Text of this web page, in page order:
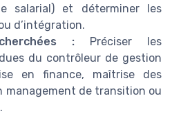
salarial) et déterminer les
d’intégration.
: Préciser les
du contrôleur de gestion
en finance, maîtrise des
management de transition ou